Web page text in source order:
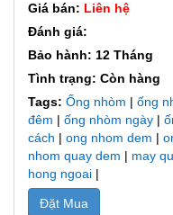
Giá bán: Liên hệ
Đánh giá:
Bảo hành: 12 Tháng
Tình trạng: Còn hàng
Tags: Ống nhòm | ống
đêm | ống nhòm ngày |
cách | ong nhom dem |
nhom quay dem | may
hong ngoai |
Đặt Mua